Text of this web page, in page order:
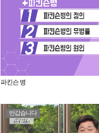
파킨슨 병
반갑습니다